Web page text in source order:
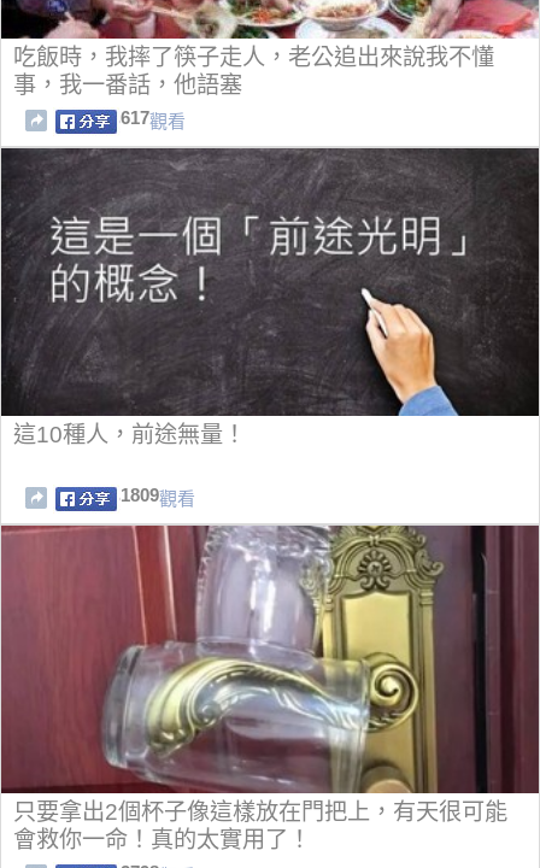
吃飯時，我摔了筷子走人，老公追出來說我不懂
事，我一番話，他語塞
617觀看
這10種人，前途無量！
1809觀看
只要拿出2個杯子像這樣放在門把上，有天很可能
會救你一命！真的太實用了！